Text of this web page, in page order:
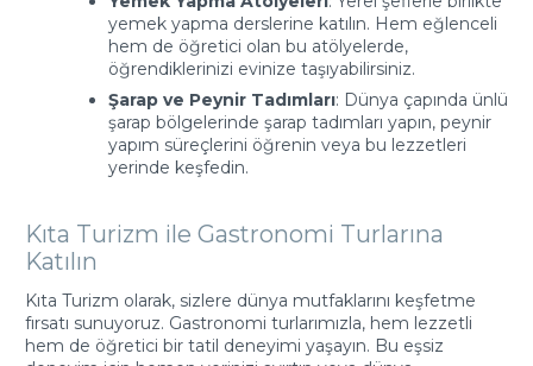
yemek yapma derslerine katılın. Hem eğlenceli
hem de öğretici olan bu atölyelerde,
öğrendiklerinizi evinize taşıyabilirsiniz.
Şarap ve Peynir Tadımları: Dünya çapında ünlü
şarap bölgelerinde şarap tadımları yapın, peynir
yapım süreçlerini öğrenin veya bu lezzetleri
yerinde keşfedin.
Kıta Turizm ile Gastronomi Turlarına
Katılın
Kıta Turizm olarak, sizlere dünya mutfaklarını keşfetme
fırsatı sunuyoruz. Gastronomi turlarımızla, hem lezzetli
hem de öğretici bir tatil deneyimi yaşayın. Bu eşsiz